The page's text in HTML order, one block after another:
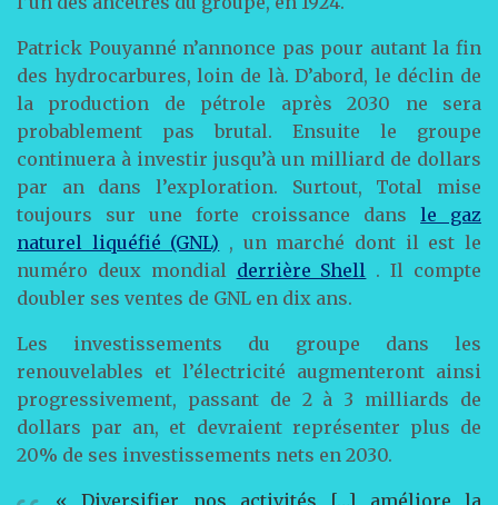
Patrick Pouyanné n’annonce pas pour autant la fin
des hydrocarbures, loin de là. D’abord, le déclin de
la production de pétrole après 2030 ne sera
probablement pas brutal. Ensuite le groupe
continuera à investir jusqu’à un milliard de dollars
par an dans l’exploration. Surtout, Total mise
toujours sur une forte croissance dansle gaz
naturel liquéfié (GNL) , un marché dont il est le
numéro deux mondial derrière Shell . Il compte
doubler ses ventes de GNL en dix ans.
Les investissements du groupe dans les
renouvelables et l’électricité augmenteront ainsi
progressivement, passant de 2 à 3 milliards de
dollars par an, et devraient représenter plus de
20% de ses investissements nets en 2030.
« Diversifier nos activités […] améliore la